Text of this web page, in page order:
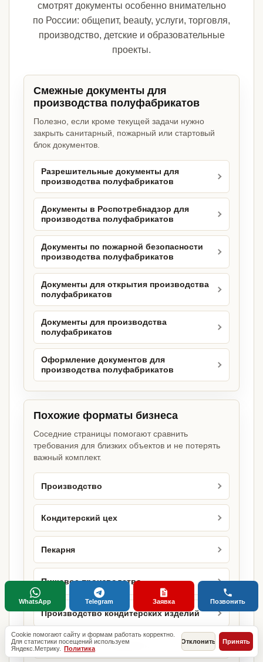
смотрят документы особенно внимательно
по России: общепит, beauty, услуги, торговля,
производство, детские и образовательные
проекты.
Смежные документы для
производства полуфабрикатов
Полезно, если кроме текущей задачи нужно
закрыть санитарный, пожарный или стартовый
блок документов.
Разрешительные документы для
производства полуфабрикатов
Документы в Роспотребнадзор для
производства полуфабрикатов
Документы по пожарной безопасности
производства полуфабрикатов
Документы для открытия производства
полуфабрикатов
Документы для производства
полуфабрикатов
Оформление документов для
производства полуфабрикатов
Похожие форматы бизнеса
Соседние страницы помогают сравнить
требования для близких объектов и не потерять
важный комплект.
Производство
Кондитерский цех
Пекарня
Пищевое производство
Производство кондитерских изделий
Производство продукции
Cookie помогают сайту и формам работать корректно.
Для статистики посещений используем
Яндекс.Метрику. Политика
Отклонить Принять
WhatsApp Telegram Заявка Позвонить